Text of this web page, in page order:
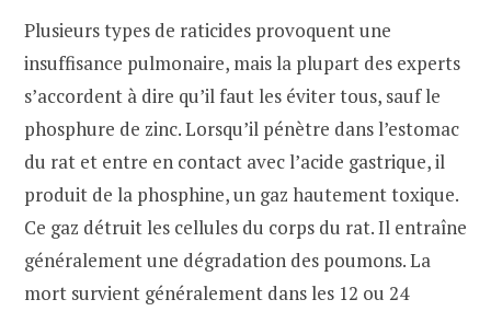
Plusieurs types de raticides provoquent une
insuffisance pulmonaire, mais la plupart des experts
s’accordent à dire qu’il faut les éviter tous, sauf le
phosphure de zinc. Lorsqu’il pénètre dans l’estomac
du rat et entre en contact avec l’acide gastrique, il
produit de la phosphine, un gaz hautement toxique.
Ce gaz détruit les cellules du corps du rat. Il entraîne
généralement une dégradation des poumons. La
mort survient généralement dans les 12 ou 24